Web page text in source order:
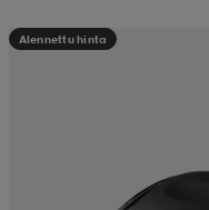
Alennettu hinta